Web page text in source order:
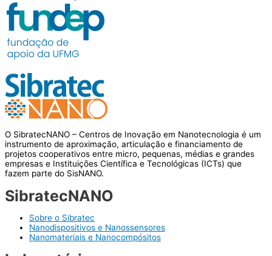
O SibratecNANO – Centros de Inovação em Nanotecnologia é um
instrumento de aproximação, articulação e financiamento de
projetos cooperativos entre micro, pequenas, médias e grandes
empresas e Instituições Científica e Tecnológicas (ICTs) que
fazem parte do SisNANO.
SibratecNANO
Sobre o Sibratec
Nanodispositivos e Nanossensores
Nanomateriais e Nanocompósitos